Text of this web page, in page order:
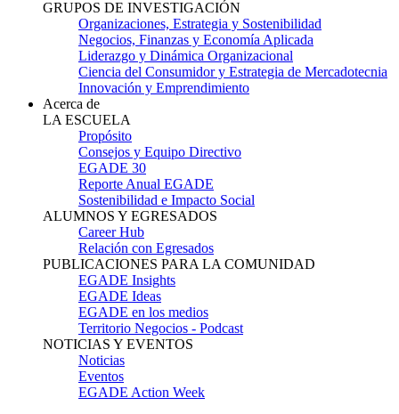
GRUPOS DE INVESTIGACIÓN
Organizaciones, Estrategia y Sostenibilidad
Negocios, Finanzas y Economía Aplicada
Liderazgo y Dinámica Organizacional
Ciencia del Consumidor y Estrategia de Mercadotecnia
Innovación y Emprendimiento
Acerca de
LA ESCUELA
Propósito
Consejos y Equipo Directivo
EGADE 30
Reporte Anual EGADE
Sostenibilidad e Impacto Social
ALUMNOS Y EGRESADOS
Career Hub
Relación con Egresados
PUBLICACIONES PARA LA COMUNIDAD
EGADE Insights
EGADE Ideas
EGADE en los medios
Territorio Negocios - Podcast
NOTICIAS Y EVENTOS
Noticias
Eventos
EGADE Action Week